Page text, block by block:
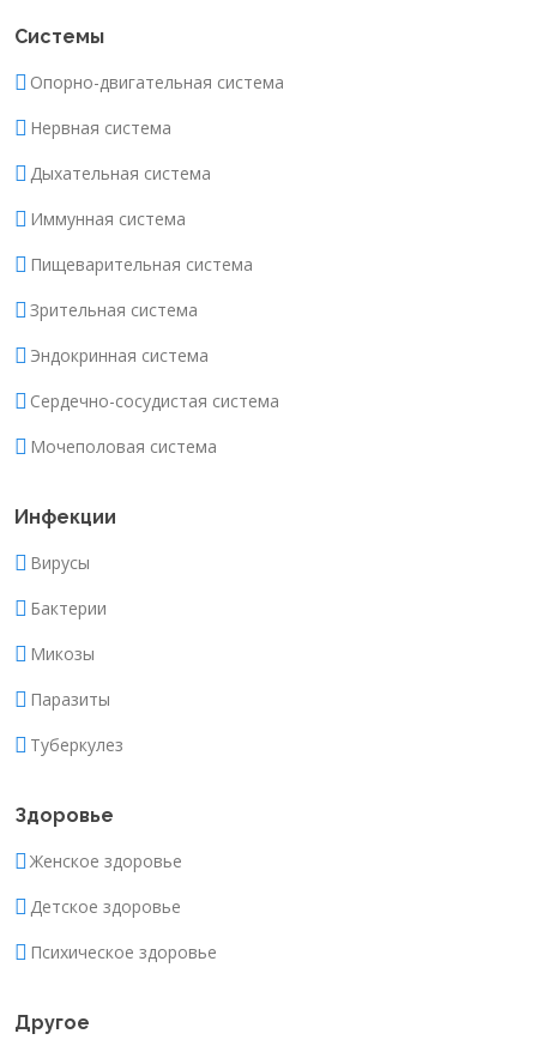
Системы
Опорно-двигательная система
Нервная система
Дыхательная система
Иммунная система
Пищеварительная система
Зрительная система
Эндокринная система
Сердечно-сосудистая система
Мочеполовая система
Инфекции
Вирусы
Бактерии
Микозы
Паразиты
Туберкулез
Здоровье
Женское здоровье
Детское здоровье
Психическое здоровье
Другое